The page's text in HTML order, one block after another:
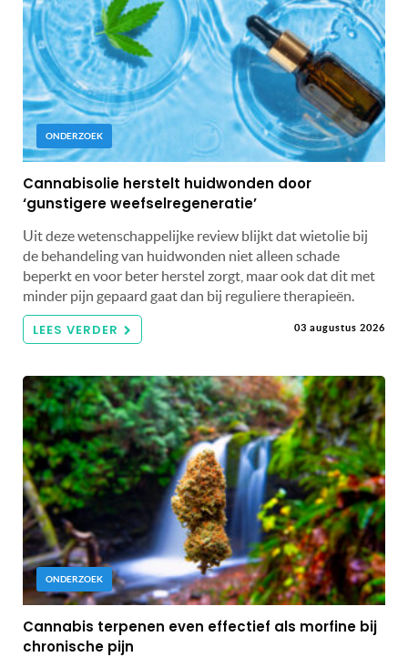
ONDERZOEK
Cannabisolie herstelt huidwonden door
‘gunstigere weefselregeneratie’
Uit deze wetenschappelijke review blijkt dat wietolie bij
de behandeling van huidwonden niet alleen schade
beperkt en voor beter herstel zorgt, maar ook dat dit met
minder pijn gepaard gaat dan bij reguliere therapieën.
LEES VERDER 03 augustus 2026
ONDERZOEK
Cannabis terpenen even effectief als morfine bij
chronische pijn